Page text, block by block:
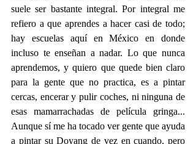
suele ser bastante integral. Por integral me
refiero a que aprendes a hacer casi de todo;
hay escuelas aquí en México en donde
incluso te enseñan a nadar. Lo que nunca
aprendemos, y quiero que quede bien claro
para la gente que no practica, es a pintar
cercas, encerar y pulir coches, ni ninguna de
esas mamarrachadas de película gringa...
Aunque sí me ha tocado ver gente que ayuda
a pintar su Doyang de vez en cuando, pero